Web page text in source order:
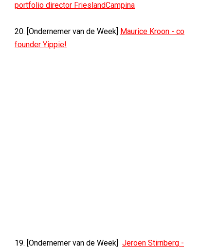
portfolio director FrieslandCampina
20. [Ondernemer van de Week] Maurice Kroon - co
founder Yippie!
19. [Ondernemer van de Week] Jeroen Stirnberg -